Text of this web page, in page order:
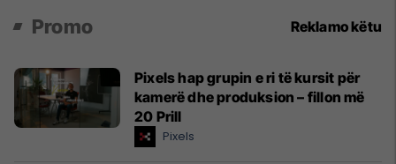
Promo Reklamo këtu
Pixels hap grupin e ri të kursit për
kamerë dhe produksion – fillon më
20 Prill
Pixels